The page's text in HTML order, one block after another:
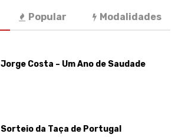
Popular Modalidades
Jorge Costa – Um Ano de Saudade
Sorteio da Taça de Portugal